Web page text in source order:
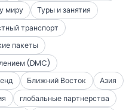
миру
Туры и занятия
транспорт
пакеты
(DMC)
Ближний Восток
Азия
глобальные партнерства